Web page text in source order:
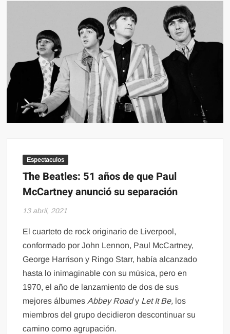
Espectaculos
The Beatles: 51 años de que Paul
McCartney anunció su separación
13 abril, 2021
El cuarteto de rock originario de Liverpool,
conformado por John Lennon, Paul McCartney,
George Harrison y Ringo Starr, había alcanzado
hasta lo inimaginable con su música, pero en
1970, el año de lanzamiento de dos de sus
mejores álbumes Abbey Roady Let It Be, los
miembros del grupo decidieron descontinuar su
camino como agrupación.